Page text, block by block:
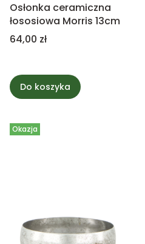
Osłonka ceramiczna
łososiowa Morris 13cm
Cena
64,00 zł
Do koszyka
Okazja